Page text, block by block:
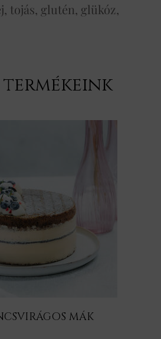
tojás, glutén, glükóz,
termékeink
MÁK